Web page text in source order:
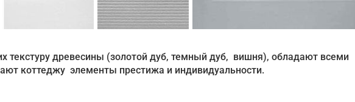
текстуру древесины (золотой дуб, темный дуб, вишня), обладают всеми
коттеджу элементы престижа и индивидуальности.